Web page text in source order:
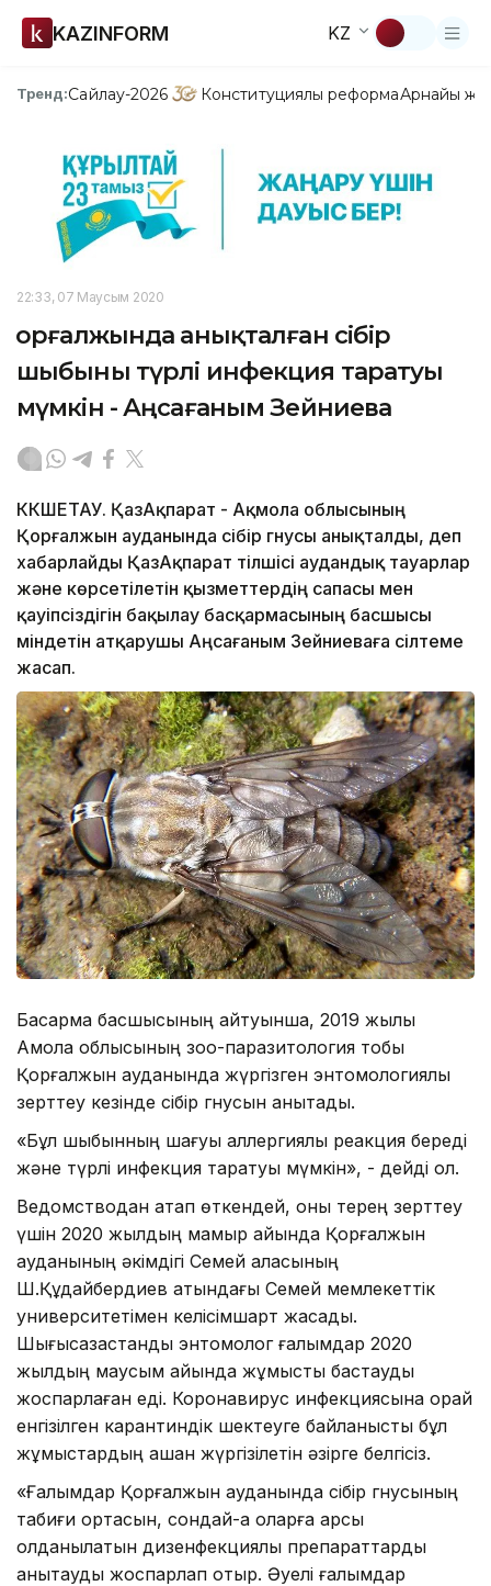
KAZINFORM KZ
Тренд:Сайлау-2026 Конституциялық реформаАрнайы
22:33, 07 Маусым 2020
Қорғалжында анықталған сібір
шыбыны түрлі инфекция таратуы
мүмкін - Аңсағаным Зейниева
КӨКШЕТАУ. ҚазАқпарат - Ақмола облысының
Қорғалжын ауданында сібір гнусы анықталды, деп
хабарлайды ҚазАқпарат тілшісі аудандық тауарлар
және көрсетілетін қызметтердің сапасы мен
қауіпсіздігін бақылау басқармасының басшысы
міндетін атқарушы Аңсағаным Зейниеваға сілтеме
жасап.
Басқарма басшысының айтуынша, 2019 жылы
Ақмола облысының зоо-паразитология тобы
Қорғалжын ауданында жүргізген энтомологиялық
зерттеу кезінде сібір гнусын анықтады.
«Бұл шыбынның шағуы аллергиялық реакция береді
және түрлі инфекция таратуы мүмкін», - дейді ол.
Ведомстводан атап өткендей, оны терең зерттеу
үшін 2020 жылдың мамыр айында Қорғалжын
ауданының әкімдігі Семей қаласының
Ш.Құдайбердиев атындағы Семей мемлекеттік
университетімен келісімшарт жасады.
Шығысқазақстандық энтомолог ғалымдар 2020
жылдың маусым айында жұмысты бастауды
жоспарлаған еді. Коронавирус инфекциясына орай
енгізілген карантиндік шектеуге байланысты бұл
жұмыстардың қашан жүргізілетін әзірге белгісіз.
«Ғалымдар Қорғалжын ауданында сібір гнусының
табиғи ортасын, сондай-ақ оларға қарсы
қолданылатын дизенфекциялық препараттарды
анықтауды жоспарлап отыр. Әуелі ғалымдар